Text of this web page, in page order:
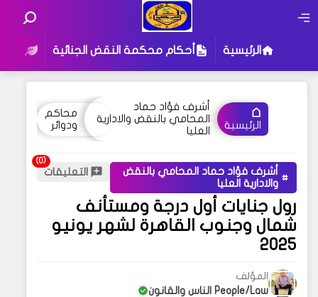
الرئيسية أحكام محكمة النقض الجنائية
الرئيسية
أشرف فؤاد حماد
المحامي بالنقض والادارية
العليا
محاكم
ودوائر
أشرف فؤاد حماد المحامي بالنقض
والادارية العليا
التعليقات
رول جنايات أول درجة ومستأنف
شمال وجنوب القاهرة لشهر يونيو
2025
المؤلف
People/Law الناس والقانون